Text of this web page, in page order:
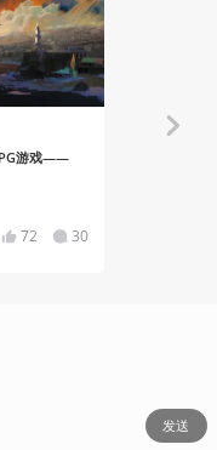
游戏——
72 30
安利大帝
发送